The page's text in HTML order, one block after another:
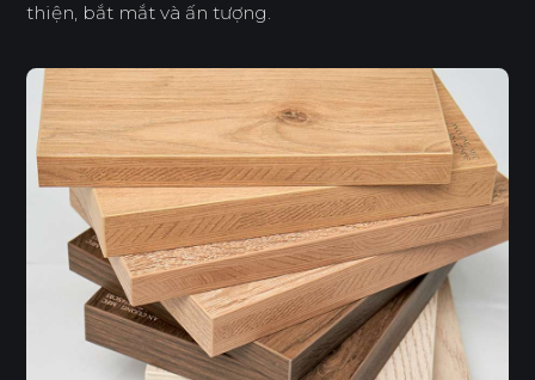
thiện, bắt mắt và ấn tượng.